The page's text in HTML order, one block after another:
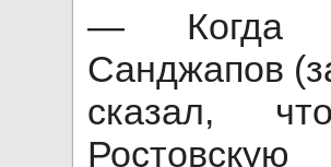
— Когда
Санджапов
сказал,